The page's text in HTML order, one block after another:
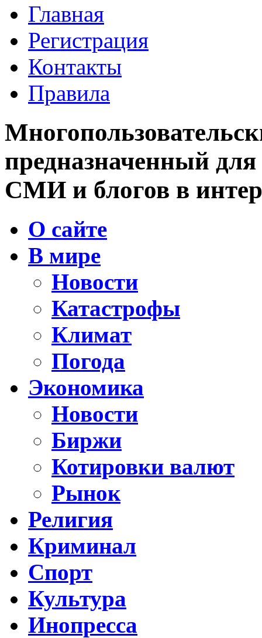
Главная
Регистрация
Контакты
Правила
предназначенный
СМИ и блогов в
О сайте
В мире
Новости
Катастрофы
Климат
Погода
Экономика
Новости
Биржи
Котировки валют
Рынок
Религия
Криминал
Спорт
Культура
Инопресса